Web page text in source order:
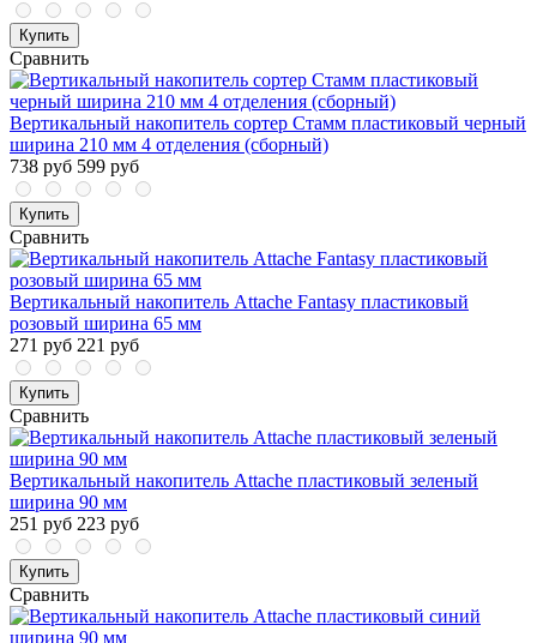
Купить
Сравнить
Вертикальный накопитель сортер Стамм пластиковый черный
ширина 210 мм 4 отделения (сборный)
738 руб 599 руб
Купить
Сравнить
Вертикальный накопитель Attache Fantasy пластиковый
розовый ширина 65 мм
271 руб 221 руб
Купить
Сравнить
Вертикальный накопитель Attache пластиковый зеленый
ширина 90 мм
251 руб 223 руб
Купить
Сравнить